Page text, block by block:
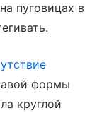
пуговицах в
формы
круглой